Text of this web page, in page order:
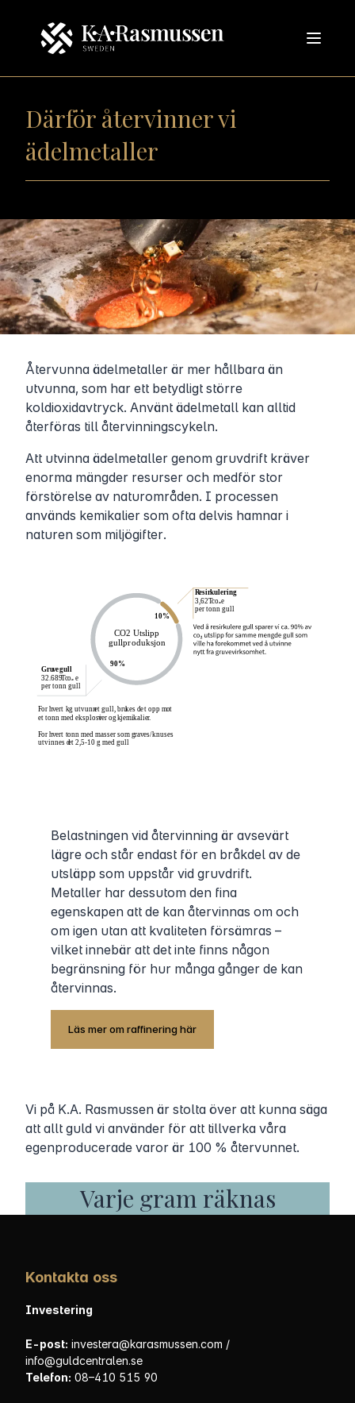
Därför återvinner vi
ädelmetaller
Återvunna ädelmetaller är mer hållbara än
utvunna, som har ett betydligt större
koldioxidavtryck. Använt ädelmetall kan alltid
återföras till återvinningscykeln.
Att utvinna ädelmetaller genom gruvdrift kräver
enorma mängder resurser och medför stor
förstörelse av naturområden. I processen
används kemikalier som ofta delvis hamnar i
naturen som miljögifter.
Belastningen vid återvinning är avsevärt
lägre och står endast för en bråkdel av de
utsläpp som uppstår vid gruvdrift.
Metaller har dessutom den fina
egenskapen att de kan återvinnas om och
om igen utan att kvaliteten försämras –
vilket innebär att det inte finns någon
begränsning för hur många gånger de kan
återvinnas.
Läs mer om raffinering här
Vi på K.A. Rasmussen är stolta över att kunna säga
att allt guld vi använder för att tillverka våra
egenproducerade varor är 100 % återvunnet.
Varje gram räknas
Kontakta oss
Investering
E-post: investera@karasmussen.com /
info@guldcentralen.se
Telefon: 08–410 515 90